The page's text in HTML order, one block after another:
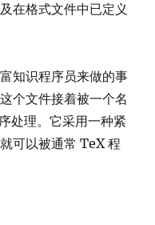
在格式文件中已定义
知识程序员来做的事
个文件接着被一个名
处理。它采用一种紧
可以被通常 TeX 程